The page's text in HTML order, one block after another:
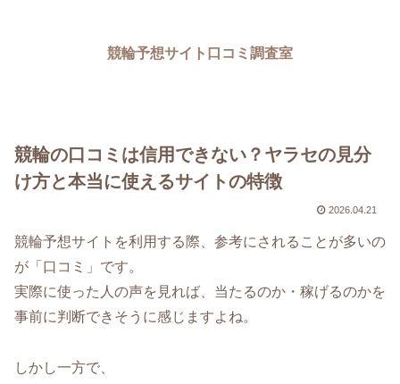
競輪予想サイト口コミ調査室
競輪の口コミは信用できない？ヤラセの見分
け方と本当に使えるサイトの特徴
2026.04.21
競輪予想サイトを利用する際、参考にされることが多いの
が「口コミ」です。
実際に使った人の声を見れば、当たるのか・稼げるのかを
事前に判断できそうに感じますよね。
しかし一方で、